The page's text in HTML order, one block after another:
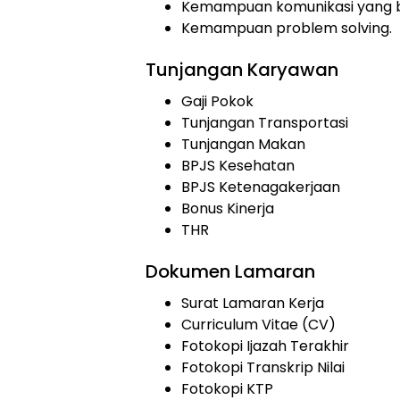
Kemampuan komunikasi yang
Kemampuan problem solving.
Tunjangan Karyawan
Gaji Pokok
Tunjangan Transportasi
Tunjangan Makan
BPJS Kesehatan
BPJS Ketenagakerjaan
Bonus Kinerja
THR
Dokumen Lamaran
Surat Lamaran Kerja
Curriculum Vitae (CV)
Fotokopi Ijazah Terakhir
Fotokopi Transkrip Nilai
Fotokopi KTP